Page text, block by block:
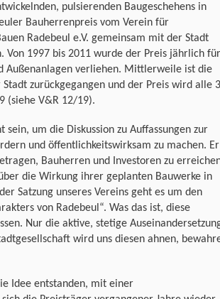
pulsierenden Baugeschehens in
Bauherrenpreis vom Verein für
Radebeul e.V. gemeinsam mit der Stadt
Von 1997 bis 2011 wurde der Preis jährlich für
Außenanlagen verliehen. Mittlerweile ist die
Stadt zurückgegangen und der Preis wird alle 3
(siehe V&R 12/19).
sein, um die Diskussion zu Auffassungen zur
und öffentlichkeitswirksam zu machen. Er
Bauherren und Investoren zu
die Wirkung ihrer geplanten Bauwerke in
Satzung unseres Vereins geht es um den
von Radebeul“. Was das ist, diese
Nur die aktive, stetige
wird uns diesen ahnen,
Idee entstanden, mit einer